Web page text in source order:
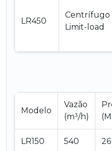
LR450
Centrífugo
Limit-load
Modelo
Vazão
(m³/h)
LR150 540 26